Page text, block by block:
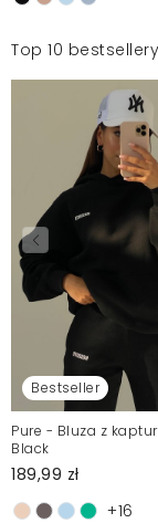
Top 10
Bestseller
Pure - Bluza z
Black
189,99 zł
+16